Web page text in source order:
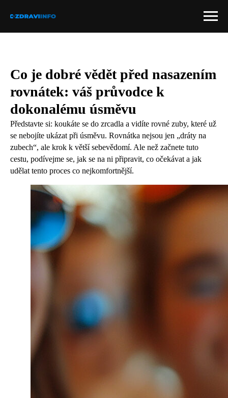
Co je dobré vědět před nasazením
rovnátek: váš průvodce k
dokonalému úsměvu
Představte si: koukáte se do zrcadla a vidíte rovné zuby, které už
se nebojíte ukázat při úsměvu. Rovnátka nejsou jen „dráty na
zubech“, ale krok k větší sebevědomí. Ale než začnete tuto
cestu, podívejme se, jak se na ni připravit, co očekávat a jak
udělat tento proces co nejkomfortnější.